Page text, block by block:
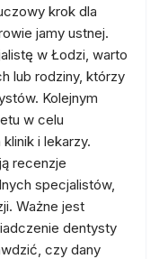
krok dla
jamy ustnej.
w Łodzi, warto
lub rodziny, którzy
Kolejnym
w celu
i lekarzy.
recenzje
specjalistów,
Ważne jest
dentysty
czy dany